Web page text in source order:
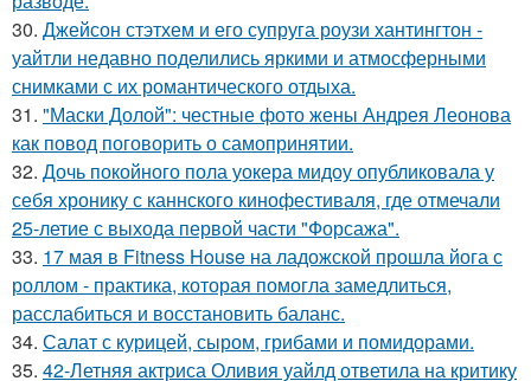
30. Джейсон стэтхем и его супруга роузи хантингтон -
уайтли недавно поделились яркими и атмосферными
снимками с их романтического отдыха.
31. "Маски Долой": честные фото жены Андрея Леонова
как повод поговорить о самопринятии.
32. Дочь покойного пола уокера мидоу опубликовала у
себя хронику с каннского кинофестиваля, где отмечали
25-летие с выхода первой части "Форсажа".
33. 17 мая в Fitness House на ладожской прошла йога с
роллом - практика, которая помогла замедлиться,
расслабиться и восстановить баланс.
34. Салат с курицей, сыром, грибами и помидорами.
35. 42-Летняя актриса Оливия уайлд ответила на критику